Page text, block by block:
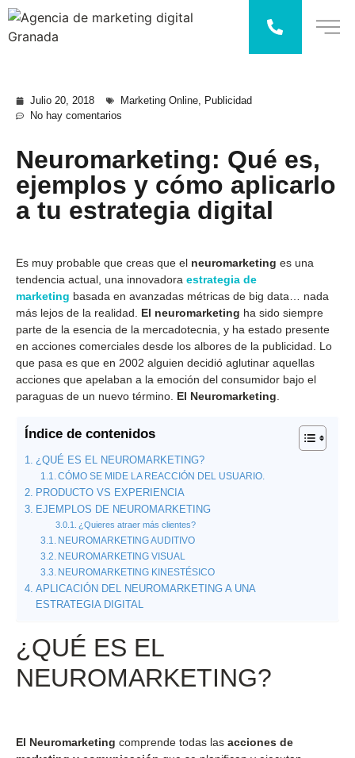
Julio 20, 2018 Marketing Online, Publicidad
No hay comentarios
Neuromarketing: Qué es,
ejemplos y cómo aplicarlo
a tu estrategia digital
Es muy probable que creas que el neuromarketing es una
tendencia actual, una innovadora estrategia de
marketing basada en avanzadas métricas de big data… nada
más lejos de la realidad. El neuromarketing ha sido siempre
parte de la esencia de la mercadotecnia, y ha estado presente
en acciones comerciales desde los albores de la publicidad. Lo
que pasa es que en 2002 alguien decidió aglutinar aquellas
acciones que apelaban a la emoción del consumidor bajo el
paraguas de un nuevo término. El Neuromarketing
Índice de contenidos
¿QUÉ ES EL NEUROMARKETING?
CÓMO SE MIDE LA REACCIÓN DEL USUARIO.
PRODUCTO VS EXPERIENCIA
EJEMPLOS DE NEUROMARKETING
¿Quieres atraer más clientes?
NEUROMARKETING AUDITIVO
NEUROMARKETING VISUAL
NEUROMARKETING KINESTÉSICO
APLICACIÓN DEL NEUROMARKETING A UNA
ESTRATEGIA DIGITAL
¿QUÉ ES EL
NEUROMARKETING?
El Neuromarketing comprende todas las acciones de